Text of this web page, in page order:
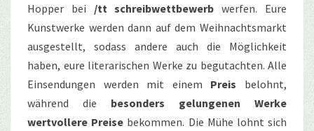
Hopper bei /tt schreibwettbewerb werfen. Eure
Kunstwerke werden dann auf dem Weihnachtsmarkt
ausgestellt, sodass andere auch die Möglichkeit
haben, eure literarischen Werke zu begutachten. Alle
Einsendungen werden mit einem Preis belohnt,
während die besonders gelungenen Werke
wertvollere Preise bekommen. Die Mühe lohnt sich